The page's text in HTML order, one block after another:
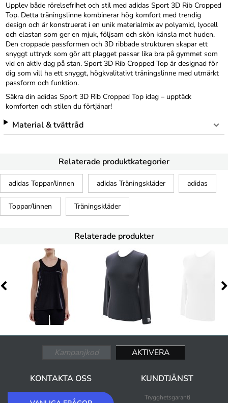
Upplev både rörelsefrihet och stil med adidas Sport 3D Rib Cropped
Top. Detta träningslinne kombinerar hög komfort med trendig
design och är konstruerat i en unik materialmix av polyamid, lyocell
och elastan som ger en mjuk, följsam och skön känsla mot huden.
Den croppade passformen och 3D ribbade strukturen skapar ett
snyggt uttryck som gör att plagget passar lika bra på gymmet som
vid en aktiv dag på stan. Sport 3D Rib Cropped Top är designad för
dig som vill ha ett snyggt, högkvalitativt träningslinne med utmärkt
passform och funktion.
Säkra din adidas Sport 3D Rib Cropped Top idag – upptäck
komforten och stilen du förtjänar!
Material & tvättråd
Relaterade produktkategorier
adidas Toppar/linnen adidas Träningskläder adidas
Toppar/linnen Träningskläder
Relaterade produkter
KONTAKTA OSS KUNDTJÄNST
Trygghetsgaranti